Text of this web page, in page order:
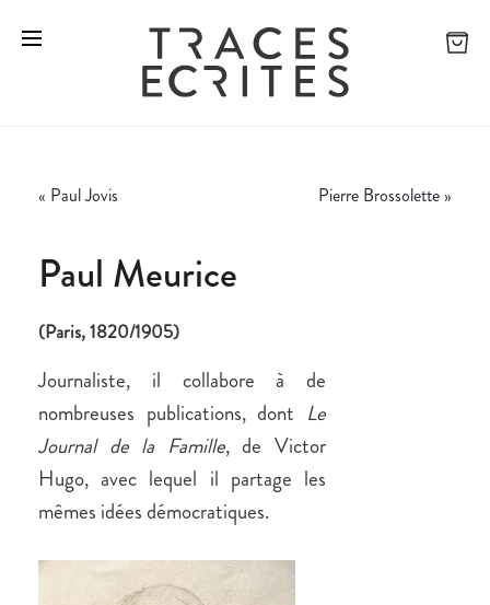
« Paul Jovis Pierre Brossolette »
Paul Meurice
(Paris, 1820/1905)
Journaliste, il collabore à de
nombreuses publications, dont Le
Journal de la Famille, de Victor
Hugo, avec lequel il partage les
mêmes idées démocratiques.